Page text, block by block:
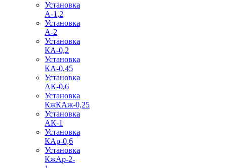
Установка
А-1,2
Установка
А-2
Установка
КА-0,2
Установка
КА-0,45
Установка
АК-0,6
Установка
КжКАж-0,25
Установка
АК-1
Установка
КАр-0,6
Установка
КжАр-2-